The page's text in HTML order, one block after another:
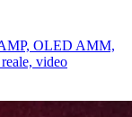
OLED AMM,
video